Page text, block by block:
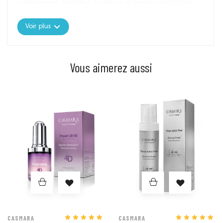
et du buste.
Voir plus expand_more
Vous aimerez aussi
CASMARA CASMARA